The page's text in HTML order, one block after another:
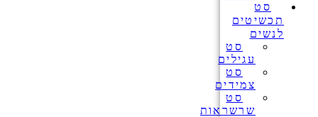
סט
תכשיטים
לנשים
סט
עגילים
סט
צמידים
סט
שרשראות